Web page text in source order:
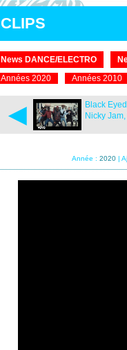
CLIPS
News DANCE/ELECTRO
Années 2020
Années 2010
◄
Black
Nicky
Année : 2020 |